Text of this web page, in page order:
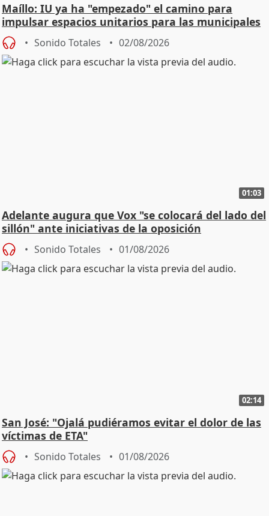
Maíllo: IU ya ha "empezado" el camino para
impulsar espacios unitarios para las municipales
Sonido Totales 02/08/2026
01:03
Adelante augura que Vox "se colocará del lado del
sillón" ante iniciativas de la oposición
Sonido Totales 01/08/2026
02:14
San José: "Ojalá pudiéramos evitar el dolor de las
víctimas de ETA"
Sonido Totales 01/08/2026